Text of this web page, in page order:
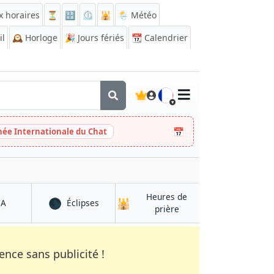
horaires ⏳ 🔡 ⏲️ 🕌
🌦️ Météo
🕰️ Horloge 🎉 Jours fériés 📆 Calendrier
🇫🇷
Internationale du Chat 📅
à Chaniá 🌑 Éclipsesà Chaniá
🕌
Heures de
prièreà Chaniá
sans publicité !